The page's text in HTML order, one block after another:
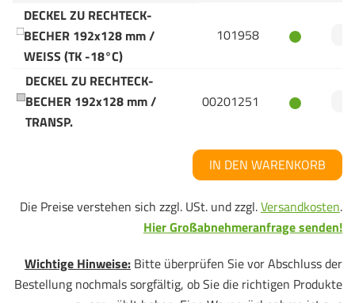
DECKEL ZU RECHTECK-
BECHER 192x128 mm /
WEISS (TK -18°C)
101958
DECKEL ZU RECHTECK-
BECHER 192x128 mm /
TRANSP.
00201251
IN DEN WARENKORB
Die Preise verstehen sich zzgl. USt. und zzgl.Versandkosten.
Hier Großabnehmeranfrage senden!
Wichtige Hinweise: Bitte überprüfen Sie vor Abschluss der
Bestellung nochmals sorgfältig, ob Sie die richtigen Produkte